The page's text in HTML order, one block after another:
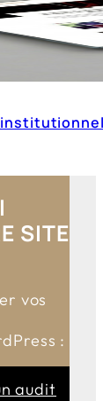
SITE
vos
:
audit